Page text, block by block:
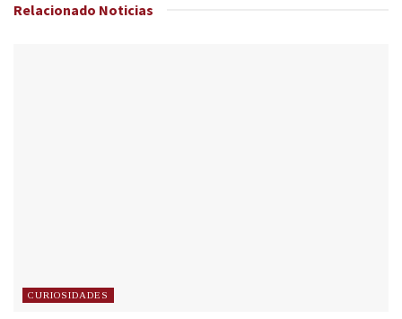
Relacionado Noticias
CURIOSIDADES